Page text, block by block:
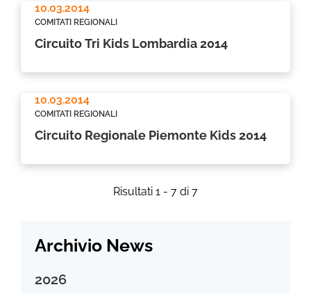
10.03.2014
COMITATI REGIONALI
Circuito Tri Kids Lombardia 2014
10.03.2014
COMITATI REGIONALI
Circuito Regionale Piemonte Kids 2014
Risultati 1 - 7 di 7
Archivio News
2026